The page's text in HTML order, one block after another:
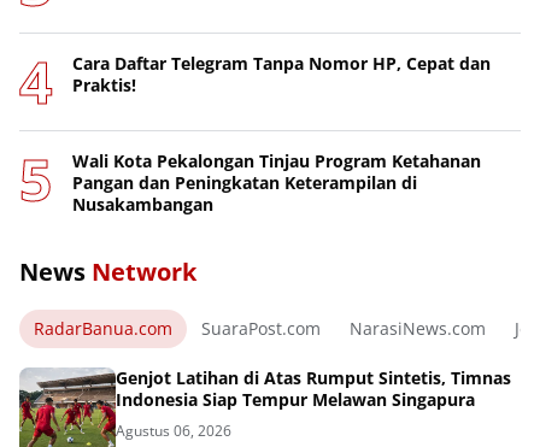
Cara Daftar Telegram Tanpa Nomor HP, Cepat dan
Praktis!
Wali Kota Pekalongan Tinjau Program Ketahanan
Pangan dan Peningkatan Keterampilan di
Nusakambangan
News Network
RadarBanua.com SuaraPost.com NarasiNews.com
Genjot Latihan di Atas Rumput Sintetis, Timnas
Indonesia Siap Tempur Melawan Singapura
Agustus 06, 2026